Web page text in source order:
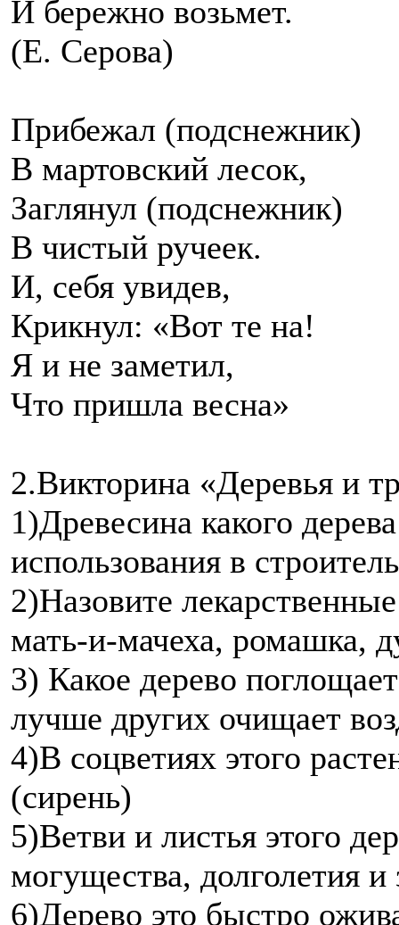
И бережно возьмет.
(Е. Серова)
Прибежал (подснежник)
В мартовский лесок,
Заглянул (подснежник)
В чистый ручеек.
И, себя увидев,
Крикнул: «Вот те на!
Я и не заметил,
Что пришла весна»
2.Викторина «Деревья и
1)Древесина какого
использования в
2)Назовите
мать-и-мачеха, ромашка,
3) Какое дерево
лучше других очищает
4)В соцветиях этого
(сирень)
5)Ветви и листья этого
могущества, долголетия и
6)Дерево это быстро